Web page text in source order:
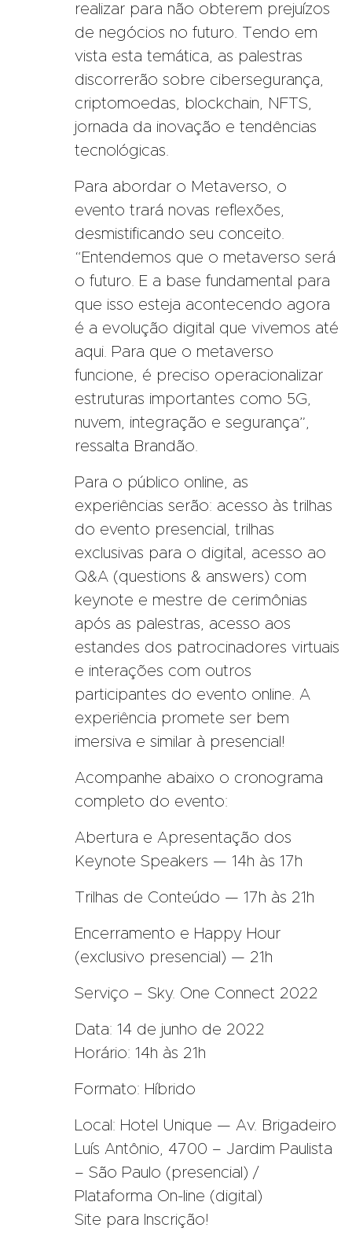
realizar para não obterem prejuízos
de negócios no futuro. Tendo em
vista esta temática, as palestras
discorrerão sobre cibersegurança,
criptomoedas, blockchain, NFTS,
jornada da inovação e tendências
tecnológicas.
Para abordar o Metaverso, o
evento trará novas reflexões,
desmistificando seu conceito.
“Entendemos que o metaverso será
o futuro. E a base fundamental para
que isso esteja acontecendo agora
é a evolução digital que vivemos até
aqui. Para que o metaverso
funcione, é preciso operacionalizar
estruturas importantes como 5G,
nuvem, integração e segurança”,
ressalta Brandão.
Para o público online, as
experiências serão: acesso às trilhas
do evento presencial, trilhas
exclusivas para o digital, acesso ao
Q&A (questions & answers) com
keynote e mestre de cerimônias
após as palestras, acesso aos
estandes dos patrocinadores virtuais
e interações com outros
participantes do evento online. A
experiência promete ser bem
imersiva e similar à presencial!
Acompanhe abaixo o cronograma
completo do evento:
Abertura e Apresentação dos
Keynote Speakers — 14h às 17h
Trilhas de Conteúdo — 17h às 21h
Encerramento e Happy Hour
(exclusivo presencial) — 21h
Serviço – Sky. One Connect 2022
Data: 14 de junho de 2022
Horário: 14h às 21h
Formato: Híbrido
Local: Hotel Unique — Av. Brigadeiro
Luís Antônio, 4700 – Jardim Paulista
– São Paulo (presencial) /
Plataforma On-line (digital)
Site para Inscrição!